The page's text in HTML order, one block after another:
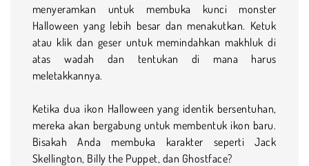
menyeramkan untuk membuka kunci monster
Halloween yang lebih besar dan menakutkan. Ketuk
atau klik dan geser untuk memindahkan makhluk di
atas wadah dan tentukan di mana harus
meletakkannya.
Ketika dua ikon Halloween yang identik bersentuhan,
mereka akan bergabung untuk membentuk ikon baru.
Bisakah Anda membuka karakter seperti Jack
Skellington, Billy the Puppet, dan Ghostface?